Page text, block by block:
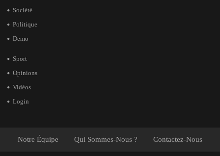
Société
Politique
Demo
Sport
Opinions
Vidéos
Login
Notre Équipe Qui Sommes-Nous ? Contactez-Nous